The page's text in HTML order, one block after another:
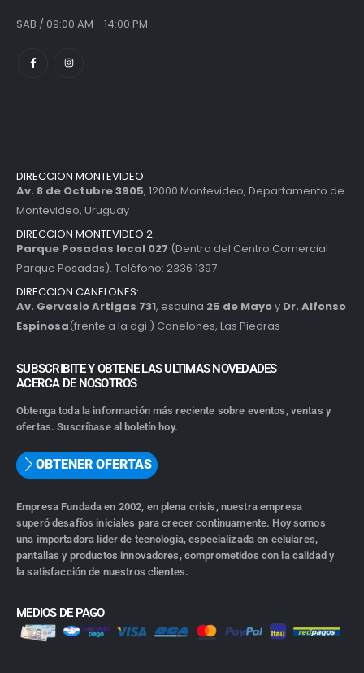
SAB / 09:00 AM - 14:00 PM
DIRECCION MONTEVIDEO:
Av. 8 de Octubre 3905, 12000 Montevideo, Departamento de
Montevideo, Uruguay
DIRECCION MONTEVIDEO 2:
Parque Posadas local 027 (Dentro del Centro Comercial
Parque Posadas). Teléfono: 2336 1397
DIRECCION CANELONES:
Av. Gervasio Artigas 731, esquina 25 de Mayoy Dr. Alfonso
Espinosa(frente a la dgi ) Canelones, Las Piedras
SUBSCRIBITE Y OBTENE LAS ULTIMAS NOVEDADES
ACERCA DE NOSOTROS
Obtenga toda la información más reciente sobre eventos, ventas y
ofertas. Suscríbase al boletín hoy.
OBTENER OFERTAS
Empresa Fundada en 2002, en plena crisis, nuestra empresa
superó desafíos iniciales para crecer continuamente. Hoy somos
una importadora líder de tecnología, especializada en celulares,
pantallas y productos innovadores, comprometidos con la calidad y
la satisfacción de nuestros clientes.
MEDIOS DE PAGO